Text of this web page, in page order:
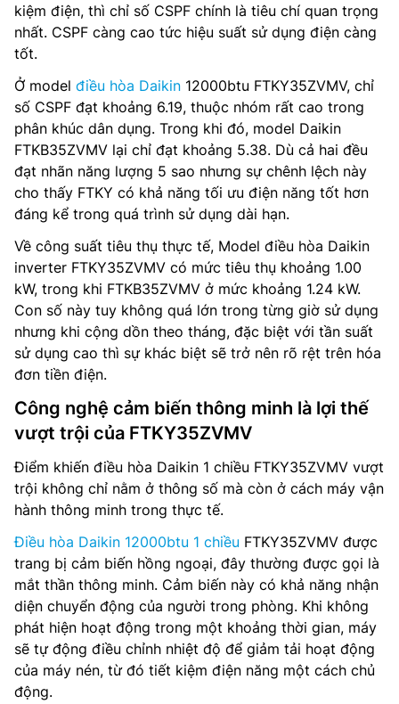
kiệm điện, thì chỉ số CSPF chính là tiêu chí quan trọng
nhất. CSPF càng cao tức hiệu suất sử dụng điện càng
tốt.
Ở model điều hòa Daikin 12000btu FTKY35ZVMV, chỉ
số CSPF đạt khoảng 6.19, thuộc nhóm rất cao trong
phân khúc dân dụng. Trong khi đó, model Daikin
FTKB35ZVMV lại chỉ đạt khoảng 5.38. Dù cả hai đều
đạt nhãn năng lượng 5 sao nhưng sự chênh lệch này
cho thấy FTKY có khả năng tối ưu điện năng tốt hơn
đáng kể trong quá trình sử dụng dài hạn.
Về công suất tiêu thụ thực tế, Model điều hòa Daikin
inverter FTKY35ZVMV có mức tiêu thụ khoảng 1.00
kW, trong khi FTKB35ZVMV ở mức khoảng 1.24 kW.
Con số này tuy không quá lớn trong từng giờ sử dụng
nhưng khi cộng dồn theo tháng, đặc biệt với tần suất
sử dụng cao thì sự khác biệt sẽ trở nên rõ rệt trên hóa
đơn tiền điện.
Công nghệ cảm biến thông minh là lợi thế
vượt trội của FTKY35ZVMV
Điểm khiến điều hòa Daikin 1 chiều FTKY35ZVMV vượt
trội không chỉ nằm ở thông số mà còn ở cách máy vận
hành thông minh trong thực tế.
Điều hòa Daikin 12000btu 1 chiều FTKY35ZVMV được
trang bị cảm biến hồng ngoại, đây thường được gọi là
mắt thần thông minh. Cảm biến này có khả năng nhận
diện chuyển động của người trong phòng. Khi không
phát hiện hoạt động trong một khoảng thời gian, máy
sẽ tự động điều chỉnh nhiệt độ để giảm tải hoạt động
của máy nén, từ đó tiết kiệm điện năng một cách chủ
động.